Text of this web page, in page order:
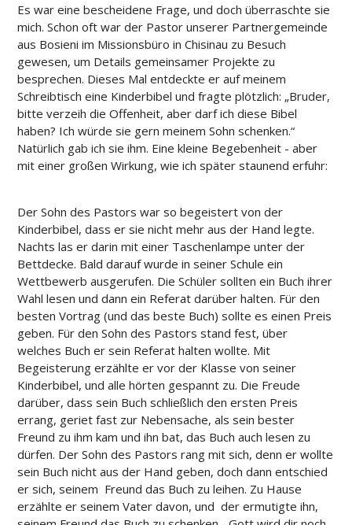
Es war eine bescheidene Frage, und doch überraschte sie
mich. Schon oft war der Pastor unserer Partnergemeinde
aus Bosieni im Missionsbüro in Chisinau zu Besuch
gewesen, um Details gemeinsamer Projekte zu
besprechen. Dieses Mal entdeckte er auf meinem
Schreibtisch eine Kinderbibel und fragte plötzlich: „Bruder,
bitte verzeih die Offenheit, aber darf ich diese Bibel
haben? Ich würde sie gern meinem Sohn schenken.“
Natürlich gab ich sie ihm. Eine kleine Begebenheit - aber
mit einer großen Wirkung, wie ich später staunend erfuhr:
Der Sohn des Pastors war so begeistert von der
Kinderbibel, dass er sie nicht mehr aus der Hand legte.
Nachts las er darin mit einer Taschenlampe unter der
Bettdecke. Bald darauf wurde in seiner Schule ein
Wettbewerb ausgerufen. Die Schüler sollten ein Buch ihrer
Wahl lesen und dann ein Referat darüber halten. Für den
besten Vortrag (und das beste Buch) sollte es einen Preis
geben. Für den Sohn des Pastors stand fest, über
welches Buch er sein Referat halten wollte. Mit
Begeisterung erzählte er vor der Klasse von seiner
Kinderbibel, und alle hörten gespannt zu. Die Freude
darüber, dass sein Buch schließlich den ersten Preis
errang, geriet fast zur Nebensache, als sein bester
Freund zu ihm kam und ihn bat, das Buch auch lesen zu
dürfen. Der Sohn des Pastors rang mit sich, denn er wollte
sein Buch nicht aus der Hand geben, doch dann entschied
er sich, seinem Freund das Buch zu leihen. Zu Hause
erzählte er seinem Vater davon, und der ermutigte ihn,